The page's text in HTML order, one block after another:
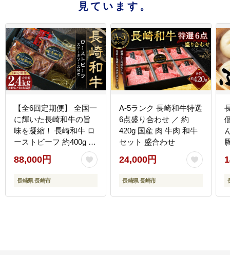
見ています。
【全6回定期便】 全国一
に輝いた長崎和牛の旨
味を凝縮！ 長崎和牛 ロ
ーストビーフ 約400g 牛
肉 肉 牛 和牛 国産牛
88,000円
長崎県 長崎市
A-5ランク 長崎和牛特選
6点盛り合わせ ／ 約
420g 国産 肉 牛肉 和牛
セット 盛合わせ
24,000円
長崎県 長崎市